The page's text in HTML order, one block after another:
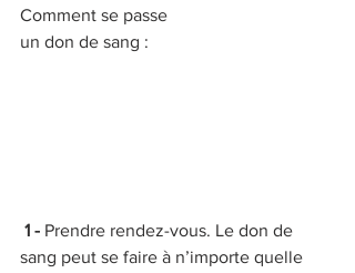
Comment se passe
un don de sang :
1 - Prendre rendez-vous. Le don de
sang peut se faire à n’importe quelle